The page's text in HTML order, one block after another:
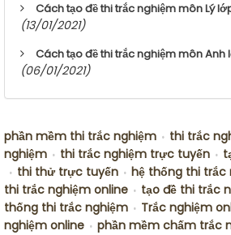
Cách tạo đề thi trắc nghiệm môn Lý
(13/01/2021)
Cách tạo đề thi trắc nghiệm môn Anh
(06/01/2021)
phần mềm thi trắc nghiệm • thi trắc
nghiệm • thi trắc nghiệm trực tuyến •
• thi thử trực tuyến • hệ thống thi trắc
thi trắc nghiệm online • tạo đề thi trắc
thống thi trắc nghiệm • Trắc nghiệm
nghiệm online • phần mềm chấm trắc